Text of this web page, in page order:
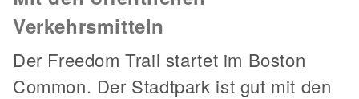
Verkehrsmitteln
Der Freedom Trail startet im Boston
Common. Der Stadtpark ist gut mit den